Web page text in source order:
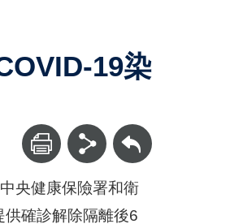
19染
回上一頁
央健康保險署和衛
確診解除隔離後6